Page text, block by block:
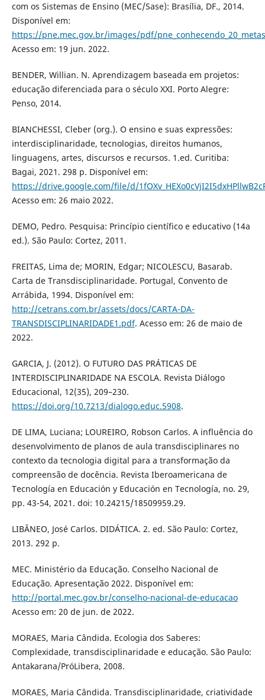
com os Sistemas de Ensino (MEC/Sase): Brasília, DF., 2014.
Disponível em:
https://pne.mec.gov.br/images/pdf/
Acesso em: 19 jun. 2022.
BENDER, Willian. N. Aprendizagem baseada em projetos:
educação diferenciada para o século XXI. Porto Alegre:
Penso, 2014.
BIANCHESSI, Cleber (org.). O ensino e suas expressões:
interdisciplinaridade, tecnologias, direitos humanos,
linguagens, artes, discursos e recursos. 1.ed. Curitiba:
Bagai, 2021. 298 p. Disponível em:
https://drive.google.com/file/d/
Acesso em: 26 maio 2022.
DEMO, Pedro. Pesquisa: Princípio científico e educativo (14a
ed.). São Paulo: Cortez, 2011.
FREITAS, Lima de; MORIN, Edgar; NICOLESCU, Basarab.
Carta de Transdisciplinaridade. Portugal, Convento de
Arrábida, 1994. Disponível em:
http://cetrans.com.br/assets/docs/CARTA-DA-
TRANSDISCIPLINARIDADE1.pdf. Acesso em: 26 de maio de
2022.
GARCIA, J. (2012). O FUTURO DAS PRÁTICAS DE
INTERDISCIPLINARIDADE NA ESCOLA. Revista Diálogo
Educacional, 12(35), 209–230.
https://doi.org/10.7213/dialogo.educ.5908.
DE LIMA, Luciana; LOUREIRO, Robson Carlos. A influência do
desenvolvimento de planos de aula transdisciplinares no
contexto da tecnologia digital para a transformação da
compreensão de docência. Revista Iberoamericana de
Tecnología en Educación y Educación en Tecnología, no. 29,
pp. 43-54, 2021. doi: 10.24215/18509959.29.
LIBÂNEO, José Carlos. DIDÁTICA. 2. ed. São Paulo: Cortez,
2013. 292 p.
MEC. Ministério da Educação. Conselho Nacional de
Educação. Apresentação 2022. Disponível em:
http://portal.mec.gov.br/conselho-nacional-de-educacao
Acesso em: 20 de jun. de 2022.
MORAES, Maria Cândida. Ecologia dos Saberes:
Complexidade, transdisciplinaridade e educação. São Paulo:
Antakarana/PróLibera, 2008.
MORAES, Maria Cândida. Transdisciplinaridade, criatividade